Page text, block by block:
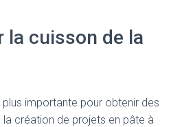
la cuisson de la
plus importante pour obtenir des
création de projets en pâte à